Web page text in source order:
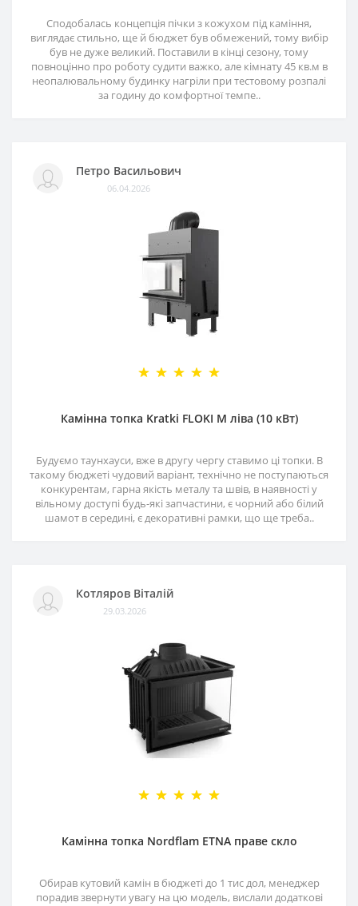
Сподобалась концепція пічки з кожухом під каміння,
виглядає стильно, ще й бюджет був обмежений, тому вибір
був не дуже великий. Поставили в кінці сезону, тому
повноцінно про роботу судити важко, але кімнату 45 кв.м в
неопалювальному будинку нагріли при тестовому розпалі
за годину до комфортної темпе..
Петро Васильович
06.04.2026
Камінна топка Kratki FLOKI M ліва (10 кВт)
Будуємо таунхауси, вже в другу чергу ставимо ці топки. В
такому бюджеті чудовий варіант, технічно не поступаються
конкурентам, гарна якість металу та швів, в наявності у
вільному доступі будь-які запчастини, є чорний або білий
шамот в середині, є декоративні рамки, що ще треба..
Котляров Віталій
29.03.2026
Камінна топка Nordflam ETNA праве скло
Обирав кутовий камін в бюджеті до 1 тис дол, менеджер
порадив звернути увагу на цю модель, вислали додаткові